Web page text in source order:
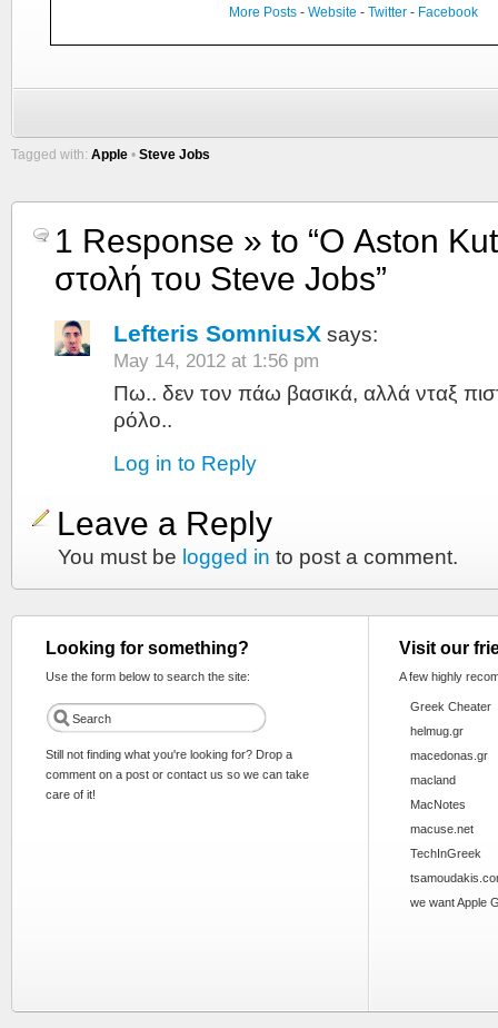
More Posts - Website - Twitter - Facebook
Tagged with: Apple • Steve Jobs
1 Response » to “Ο Aston
στολή του Steve Jobs”
Lefteris SomniusX says:
May 14, 2012 at 1:56 pm
Πω.. δεν τον πάω βασικά, αλλά νταξ
ρόλο..
Log in to Reply
Leave a Reply
You must be logged in to post a comment.
Looking for something?
Use the form below to search the site:
Still not finding what you're looking for? Drop a
comment on a post or contact us so we can take
care of it!
Visit our
A few highly
Greek Cheater
helmug.gr
macedonas.gr
macland
MacNotes
macuse.net
TechInGreek
we want Apple